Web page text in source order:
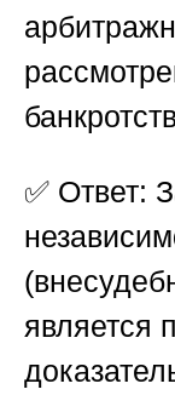
✅ Ответ:
является